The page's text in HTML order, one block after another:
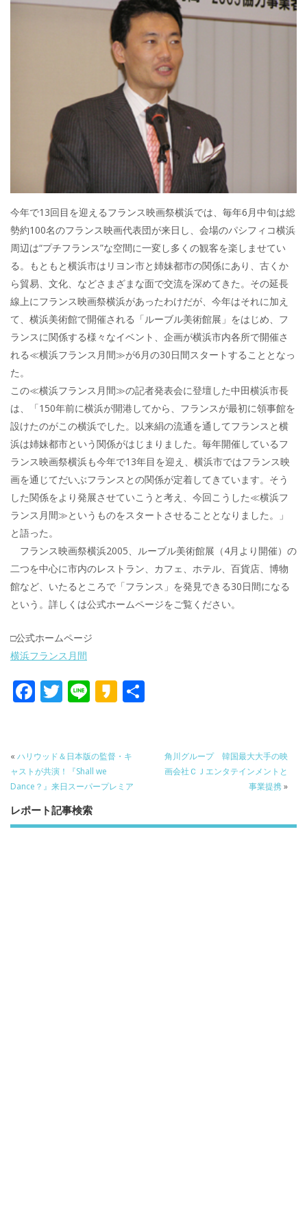
今年で13回目を迎えるフランス映画祭横浜では、毎年6月中旬は総
勢約100名のフランス映画代表団が来日し、会場のパシフィコ横浜
周辺は“プチフランス”な空間に一変し多くの観客を楽しませてい
る。もともと横浜市はリヨン市と姉妹都市の関係にあり、古くか
ら貿易、文化、などさまざまな面で交流を深めてきた。その延長
線上にフランス映画祭横浜があったわけだが、今年はそれに加え
て、横浜美術館で開催される「ルーブル美術館展」をはじめ、フ
ランスに関係する様々なイベント、企画が横浜市内各所で開催さ
れる≪横浜フランス月間≫が6月の30日間スタートすることとなっ
た。
この≪横浜フランス月間≫の記者発表会に登壇した中田横浜市長
は、「150年前に横浜が開港してから、フランスが最初に領事館を
設けたのがこの横浜でした。以来絹の流通を通してフランスと横
浜は姉妹都市という関係がはじまりました。毎年開催しているフ
ランス映画祭横浜も今年で13年目を迎え、横浜市ではフランス映
画を通じてだいぶフランスとの関係が定着してきています。そう
した関係をより発展させていこうと考え、今回こうした≪横浜フ
ランス月間≫というものをスタートさせることとなりました。」
と語った。
フランス映画祭横浜2005、ルーブル美術館展（4月より開催）の
二つを中心に市内のレストラン、カフェ、ホテル、百貨店、博物
館など、いたるところで「フランス」を発見できる30日間になる
という。詳しくは公式ホームページをご覧ください。
□公式ホームページ
横浜フランス月間
F
b
o
o
k
T
er
Li K
a
o
« ハリウッド＆日本版の監督・キ
ャストが共演！『Shall we
Dance？』来日スーパープレミア
角川グループ 韓国最大大手の映
画会社ＣＪエンタテインメントと
事業提携»
レポート記事検索